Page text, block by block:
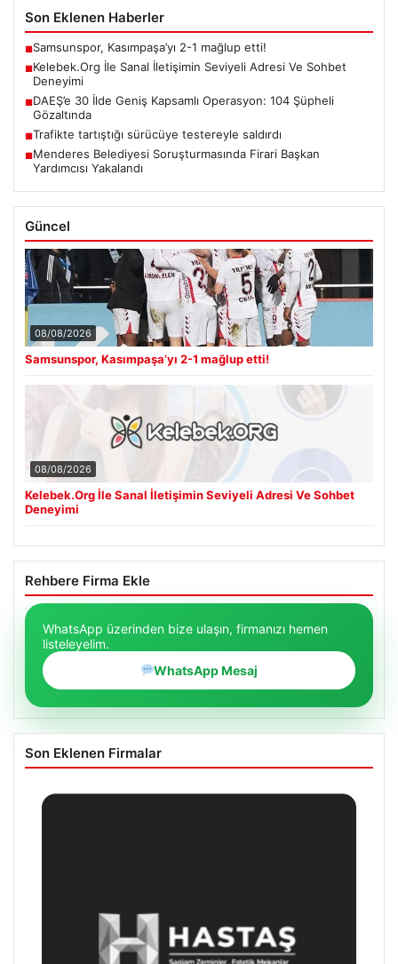
Son Eklenen Haberler
■Samsunspor, Kasımpaşa’yı 2-1 mağlup etti!
■Kelebek.Org İle Sanal İletişimin Seviyeli Adresi Ve Sohbet
Deneyimi
■DAEŞ’e 30 İlde Geniş Kapsamlı Operasyon: 104 Şüpheli
Gözaltında
■Trafikte tartıştığı sürücüye testereyle saldırdı
■Menderes Belediyesi Soruşturmasında Firari Başkan
Yardımcısı Yakalandı
Güncel
08/08/2026
Samsunspor, Kasımpaşa’yı 2-1 mağlup etti!
08/08/2026
Kelebek.Org İle Sanal İletişimin Seviyeli Adresi Ve Sohbet
Deneyimi
Rehbere Firma Ekle
WhatsApp üzerinden bize ulaşın, firmanızı hemen
listeleyelim.
WhatsApp Mesaj
Son Eklenen Firmalar